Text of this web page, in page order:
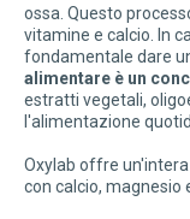
ossa. Questo
vitamine e calcio. In
fondamentale dare
alimentare è un
estratti vegetali,
l'alimentazione
Oxylab offre
con calcio, magnesio